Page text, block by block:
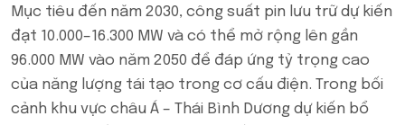
Mục tiêu đến năm 2030, công suất pin lưu trữ dự kiến
đạt 10.000–16.300 MW và có thể mở rộng lên gần
96.000 MW vào năm 2050 để đáp ứng tỷ trọng cao
của năng lượng tái tạo trong cơ cấu điện. Trong bối
cảnh khu vực châu Á – Thái Bình Dương dự kiến bổ